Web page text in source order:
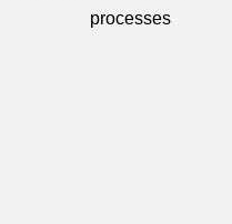
processes